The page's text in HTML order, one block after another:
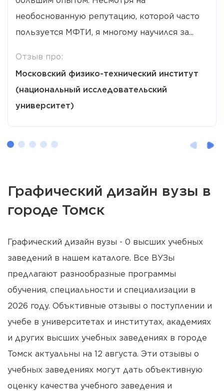
необоснованную репутацию, которой часто
пользуется МФТИ, я многому научился за...
Отзыв про:
Московский физико-технический институт
(национальный исследовательский
университет)
Графический дизайн вузы в
городе Томск
Графический дизайн вузы - 0 высших учебных
заведений в нашем каталоге. Все ВУЗы
предлагают разнообразные программы
обучения, специальности и специализации в
2026 году. Объктивные отзывы о поступлении и
учебе в университетах и институтах, академиях
и других высших учебных заведениях в городе
Томск актуальны на 12 августа. Эти отзывы о
учебных заведениях могут дать объективную
оценку качества учебного заведения и